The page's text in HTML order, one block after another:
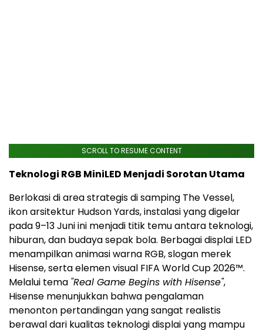
SCROLL TO RESUME CONTENT
Teknologi RGB MiniLED Menjadi Sorotan Utama
Berlokasi di area strategis di samping The Vessel,
ikon arsitektur Hudson Yards, instalasi yang digelar
pada 9–13 Juni ini menjadi titik temu antara teknologi,
hiburan, dan budaya sepak bola. Berbagai displai LED
menampilkan animasi warna RGB, slogan merek
Hisense, serta elemen visual FIFA World Cup 2026™.
Melalui tema "Real Game Begins with Hisense",
Hisense menunjukkan bahwa pengalaman
menonton pertandingan yang sangat realistis
berawal dari kualitas teknologi displai yang mampu